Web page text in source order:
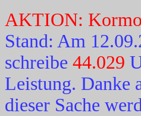
AKTION:
Stand: Am
schreibe 44.029
Leistung. Danke
dieser Sache